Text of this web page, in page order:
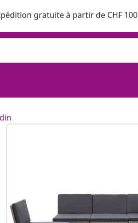
gratuite à partir de CHF 100